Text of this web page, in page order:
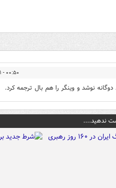
۰۰:۵۰ - ۱۴۰۲/۰۹/۱۱
نوشد و وینگر را هم بال ترجمه کرد.
ندهید....